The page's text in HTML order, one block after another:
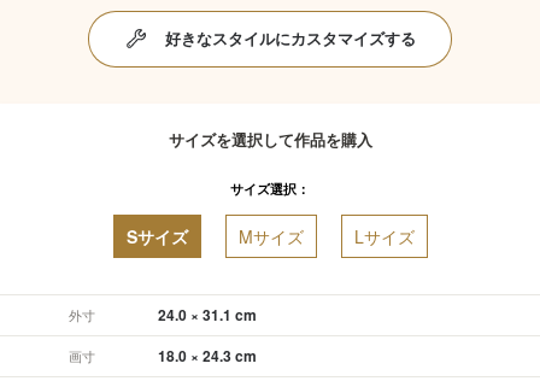
好きなスタイルにカスタマイズする
サイズを選択して作品を購入
サイズ選択：
Sサイズ Mサイズ Lサイズ
外寸 24.0 × 31.1 cm
画寸 18.0 × 24.3 cm